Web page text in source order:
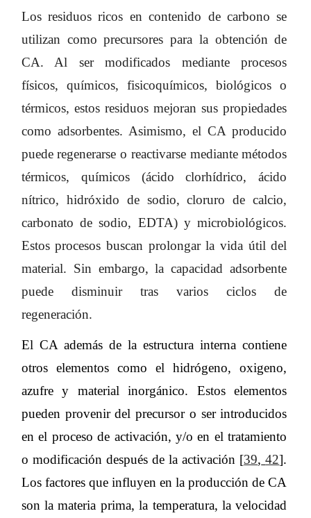
Los residuos ricos en contenido de carbono se
utilizan como precursores para la obtención de
CA. Al ser modificados mediante procesos
físicos, químicos, fisicoquímicos, biológicos o
térmicos, estos residuos mejoran sus propiedades
como adsorbentes. Asimismo, el CA producido
puede regenerarse o reactivarse mediante métodos
térmicos, químicos (ácido clorhídrico, ácido
nítrico, hidróxido de sodio, cloruro de calcio,
carbonato de sodio, EDTA) y microbiológicos.
Estos procesos buscan prolongar la vida útil del
material. Sin embargo, la capacidad adsorbente
puede disminuir tras varios ciclos de
regeneración.
El CA además de la estructura interna contiene
otros elementos como el hidrógeno, oxigeno,
azufre y material inorgánico. Estos elementos
pueden provenir del precursor o ser introducidos
en el proceso de activación, y/o en el tratamiento
o modificación después de la activación [39, 42].
Los factores que influyen en la producción de CA
son la materia prima, la temperatura, la velocidad